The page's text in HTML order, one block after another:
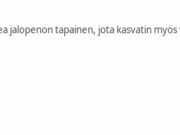
jalopenon tapainen, jota kasvatin